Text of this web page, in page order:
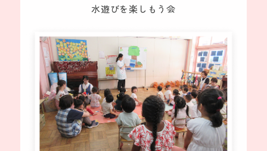
水遊びを楽しもう会